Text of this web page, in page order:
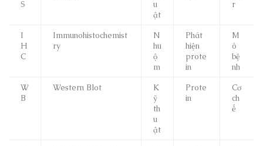
S
u
ật
r
I
H
C
Immunohistochemist
ry
N
hu
ộ
m
Phát
hiện
prote
in
M
ô
bệ
nh
W
B
Western Blot
K
ỹ
th
u
ật
Prote
in
Cơ
ch
ế